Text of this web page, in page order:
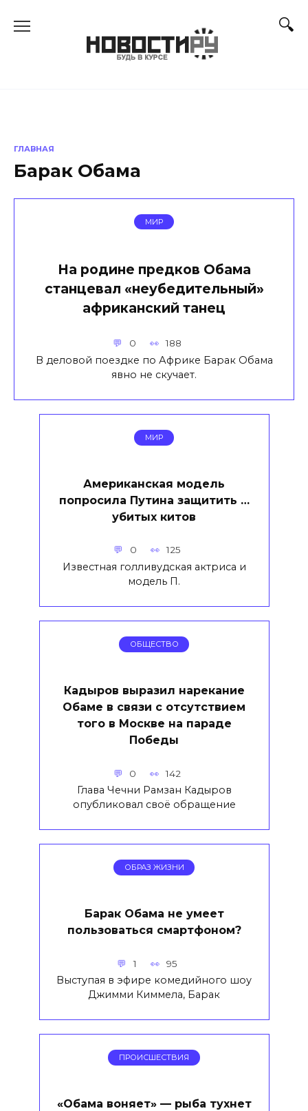
ГЛАВНАЯ
Барак Обама
МИР
На родине предков Обама
станцевал «неубедительный»
африканский танец
0 188
В деловой поездке по Африке Барак Обама
явно не скучает.
МИР
Американская модель
попросила Путина защитить …
убитых китов
0 125
Известная голливудская актриса и
модель П.
ОБЩЕСТВО
Кадыров выразил нарекание
Обаме в связи с отсутствием
того в Москве на параде
Победы
0 142
Глава Чечни Рамзан Кадыров
опубликовал своё обращение
ОБРАЗ ЖИЗНИ
Барак Обама не умеет
пользоваться смартфоном?
1 95
Выступая в эфире комедийного шоу
Джимми Киммела, Барак
ПРОИСШЕСТВИЯ
«Обама воняет» — рыба тухнет